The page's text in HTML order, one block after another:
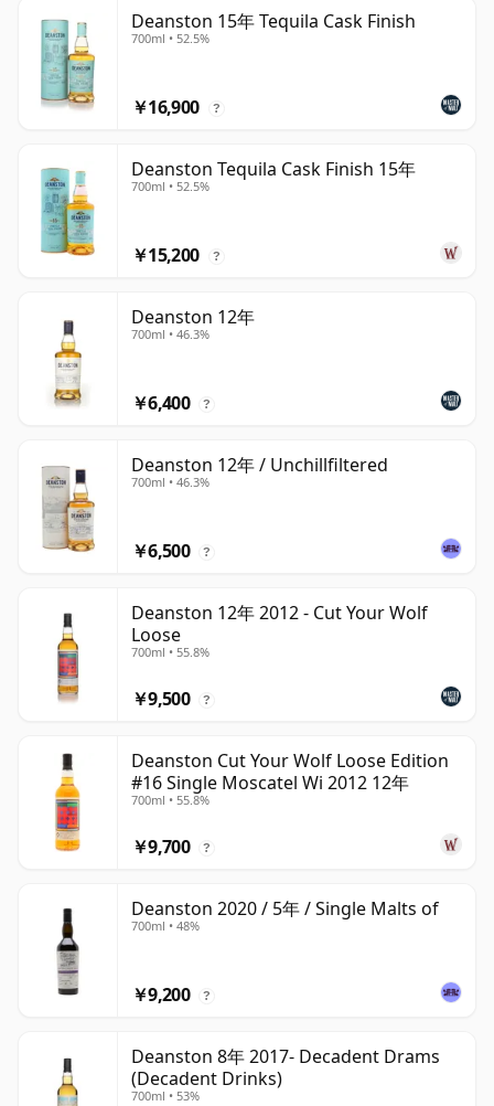
Deanston 15年 Tequila Cask Finish
700ml • 52.5%
￥16,900 ?
Deanston Tequila Cask Finish 15年
700ml • 52.5%
￥15,200 ?
Deanston 12年
700ml • 46.3%
￥6,400 ?
Deanston 12年 / Unchillfiltered
700ml • 46.3%
￥6,500 ?
Deanston 12年 2012 - Cut Your Wolf
Loose
700ml • 55.8%
￥9,500 ?
Deanston Cut Your Wolf Loose Edition
#16 Single Moscatel Wi 2012 12年
700ml • 55.8%
￥9,700 ?
Deanston 2020 / 5年 / Single Malts of
700ml • 48%
￥9,200 ?
Deanston 8年 2017- Decadent Drams
(Decadent Drinks)
700ml • 53%